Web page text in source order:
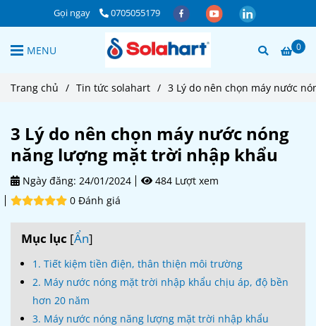
Gọi ngay 0705055179
0
MENU
Trang chủ / Tin tức solahart / 3 Lý do nên chọn máy nước
3 Lý do nên chọn máy nước nóng
năng lượng mặt trời nhập khẩu
Ngày đăng: 24/01/2024
484 Lượt xem
0 Đánh giá
Mục lục [Ẩn]
1. Tiết kiệm tiền điện, thân thiện môi trường
2. Máy nước nóng mặt trời nhập khẩu chịu áp, độ bền
hơn 20 năm
3. Máy nước nóng năng lượng mặt trời nhập khẩu